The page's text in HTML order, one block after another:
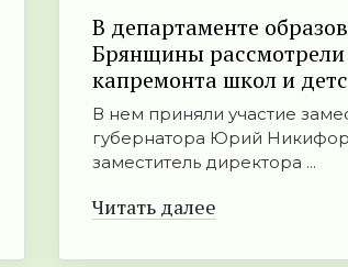
В департаменте
Брянщины рассмотрели
капремонта школ и
В нем приняли участие
губернатора Юрий
заместитель директора ...
Читать далее